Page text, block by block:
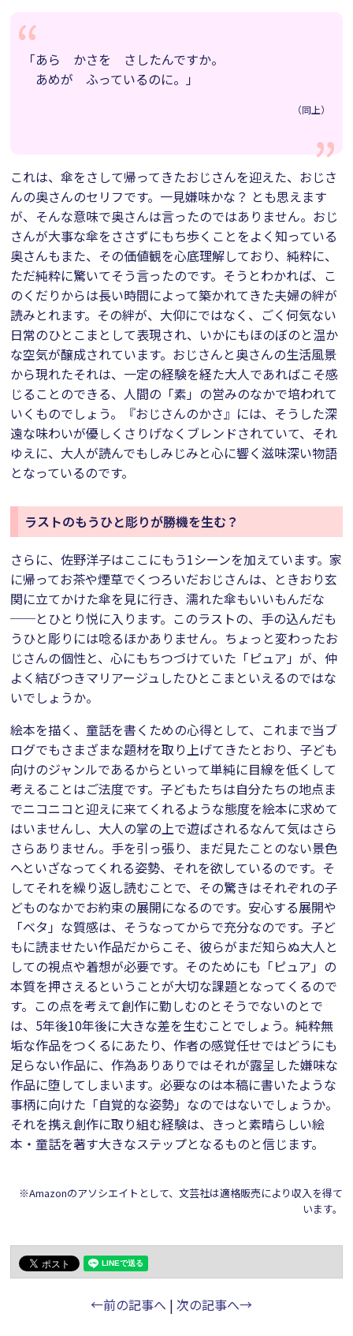
「あら かさを さしたんですか。
あめが ふっているのに。」
（同上）
これは、傘をさして帰ってきたおじさんを迎えた、おじさ
んの奥さんのセリフです。一見嫌味かな？ とも思えます
が、そんな意味で奥さんは言ったのではありません。おじ
さんが大事な傘をささずにもち歩くことをよく知っている
奥さんもまた、その価値観を心底理解しており、純粋に、
ただ純粋に驚いてそう言ったのです。そうとわかれば、こ
のくだりからは長い時間によって築かれてきた夫婦の絆が
読みとれます。その絆が、大仰にではなく、ごく何気ない
日常のひとこまとして表現され、いかにもほのぼのと温か
な空気が醸成されています。おじさんと奥さんの生活風景
から現れたそれは、一定の経験を経た大人であればこそ感
じることのできる、人間の「素」の営みのなかで培われて
いくものでしょう。『おじさんのかさ』には、そうした深
遠な味わいが優しくさりげなくブレンドされていて、それ
ゆえに、大人が読んでもしみじみと心に響く滋味深い物語
となっているのです。
ラストのもうひと彫りが勝機を生む？
さらに、佐野洋子はここにもう1シーンを加えています。家
に帰ってお茶や煙草でくつろいだおじさんは、ときおり玄
関に立てかけた傘を見に行き、濡れた傘もいいもんだな
──とひとり悦に入ります。このラストの、手の込んだも
うひと彫りには唸るほかありません。ちょっと変わったお
じさんの個性と、心にもちつづけていた「ピュア」が、仲
よく結びつきマリアージュしたひとこまといえるのではな
いでしょうか。
絵本を描く、童話を書くための心得として、これまで当ブ
ログでもさまざまな題材を取り上げてきたとおり、子ども
向けのジャンルであるからといって単純に目線を低くして
考えることはご法度です。子どもたちは自分たちの地点ま
でニコニコと迎えに来てくれるような態度を絵本に求めて
はいませんし、大人の掌の上で遊ばされるなんて気はさら
さらありません。手を引っ張り、まだ見たことのない景色
へといざなってくれる姿勢、それを欲しているのです。そ
してそれを繰り返し読むことで、その驚きはそれぞれの子
どものなかでお約束の展開になるのです。安心する展開や
「ベタ」な質感は、そうなってからで充分なのです。子ど
もに読ませたい作品だからこそ、彼らがまだ知らぬ大人と
しての視点や着想が必要です。そのためにも「ピュア」の
本質を押さえるということが大切な課題となってくるので
す。この点を考えて創作に勤しむのとそうでないのとで
は、5年後10年後に大きな差を生むことでしょう。純粋無
垢な作品をつくるにあたり、作者の感覚任せではどうにも
足らない作品に、作為ありありではそれが露呈した嫌味な
作品に堕してしまいます。必要なのは本稿に書いたような
事柄に向けた「自覚的な姿勢」なのではないでしょうか。
それを携え創作に取り組む経験は、きっと素晴らしい絵
本・童話を著す大きなステップとなるものと信じます。
※Amazonのアソシエイトとして、文芸社は適格販売により収入を得て
います。
←前の記事へ | 次の記事へ→